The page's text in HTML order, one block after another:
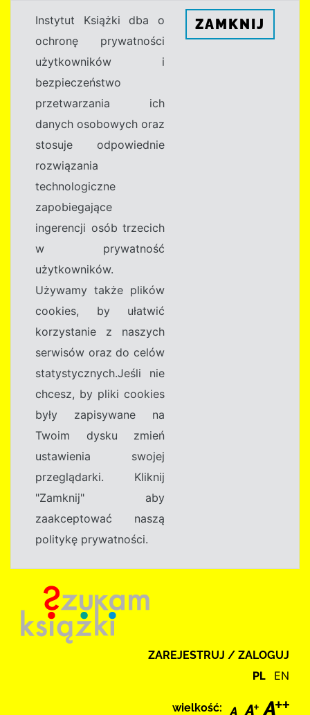
Instytut Książki dba o
ochronę prywatności
użytkowników i
bezpieczeństwo
przetwarzania ich
danych osobowych oraz
stosuje odpowiednie
rozwiązania
technologiczne
zapobiegające
ingerencji osób trzecich
w prywatność
użytkowników.
Używamy także plików
cookies, by ułatwić
korzystanie z naszych
serwisów oraz do celów
statystycznych.Jeśli nie
chcesz, by pliki cookies
były zapisywane na
Twoim dysku zmień
ustawienia swojej
przeglądarki. Kliknij
"Zamknij" aby
zaakceptować naszą
politykę prywatności.
ZAMKNIJ
ZAREJESTRUJ / ZALOGUJ
PL EN
wielkość: